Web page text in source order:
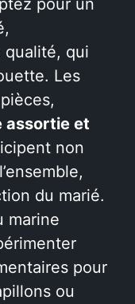
qualité, qui
Les
assortie et
non
du marié.
marine
pour
ou